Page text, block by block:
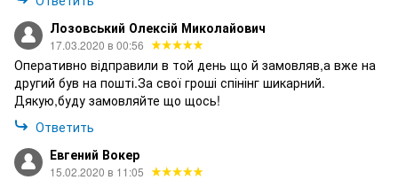
Лозовський Олексій Миколайович
17.03.2020 в 00:56
Оперативно відправили в той день що й замовляв,а вже на
другий був на пошті.За свої гроші спінінг шикарний.
Дякую,буду замовляйте що щось!
Ответить
Евгений Вокер
15.02.2020 в 11:05